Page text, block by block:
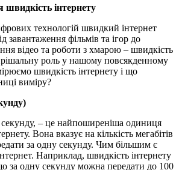
інтернету
технологій швидкий інтернет
завантаження фільмів та ігор до
відео та роботи з хмарою – швидкість
роль у нашому повсякденному
швидкість інтернету і що
виміру?
секунду, – це найпоширеніша одиниця
Вона вказує на кількість мегабітів
за одну секунду. Чим більшим є
Наприклад, швидкість інтернету
за одну секунду можна передати до 100